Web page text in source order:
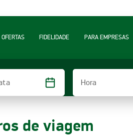
OFERTAS FIDELIDADE PARA EMPRESAS
Hora
de viagem